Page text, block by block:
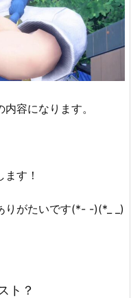
容になります。
す！
りがたいです(*- -)(*_ _)
ト？